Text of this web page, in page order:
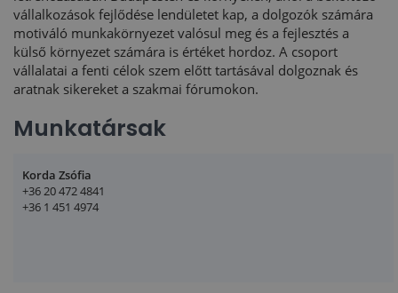
vállalkozások fejlődése lendületet kap, a dolgozók számára
motiváló munkakörnyezet valósul meg és a fejlesztés a
külső környezet számára is értéket hordoz. A csoport
vállalatai a fenti célok szem előtt tartásával dolgoznak és
aratnak sikereket a szakmai fórumokon.
Munkatársak
Korda Zsófia
+36 20 472 4841
+36 1 451 4974